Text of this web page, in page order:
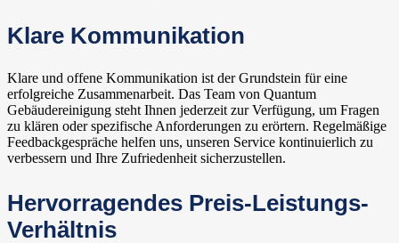
Klare Kommunikation
Klare und offene Kommunikation ist der Grundstein für eine
erfolgreiche Zusammenarbeit. Das Team von Quantum
Gebäudereinigung steht Ihnen jederzeit zur Verfügung, um Fragen
zu klären oder spezifische Anforderungen zu erörtern. Regelmäßige
Feedbackgespräche helfen uns, unseren Service kontinuierlich zu
verbessern und Ihre Zufriedenheit sicherzustellen.
Hervorragendes Preis-Leistungs-
Verhältnis